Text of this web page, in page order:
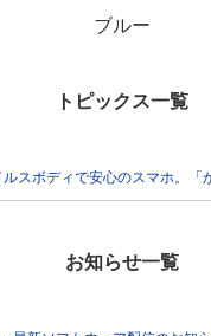
ブルー
トピックス一覧
スボディで安心のスマホ。「
お知らせ一覧